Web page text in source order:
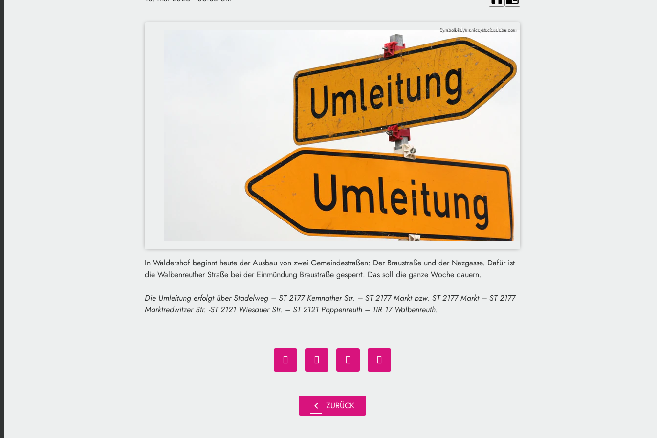
Symbolbild/mr.nico/stock.adobe.com
In Waldershof beginnt heute der Ausbau von zwei Gemeindestraßen: Der Braustraße und der Nazgasse. Dafür ist
die Walbenreuther Straße bei der Einmündung Braustraße gesperrt. Das soll die ganze Woche dauern.
Die Umleitung erfolgt über Stadelweg – ST 2177 Kemnather Str. – ST 2177 Markt bzw. ST 2177 Markt – ST 2177
Marktredwitzer Str. -ST 2121 Wiesauer Str. – ST 2121 Poppenreuth – TIR 17 Walbenreuth.
chevron_left ZURÜCK